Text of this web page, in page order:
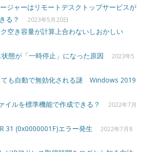
ジャーはリモートデスクトップサービスが
る？
2023年5月20日
空き容量が計算上合わないしおかしい
態が「一時停止」になった原因
2023年5
も自動で無効化される謎 Windows 2019
イルを標準機能で作成できる？
2022年7月
31 (0x0000001F)エラー発生
2022年7月8